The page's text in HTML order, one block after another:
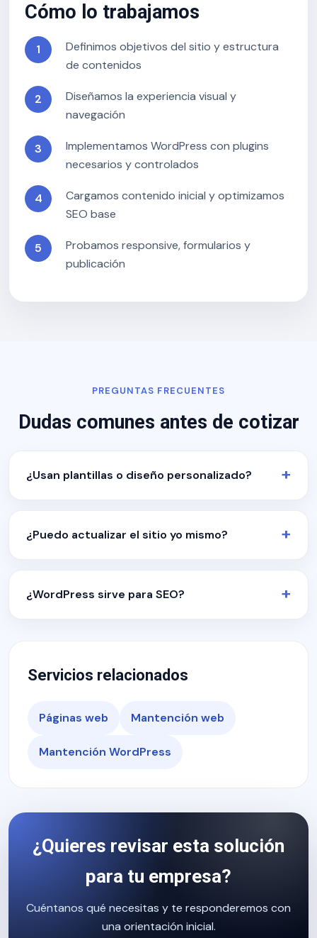
Cómo lo trabajamos
Definimos objetivos del sitio y estructura
de contenidos
Diseñamos la experiencia visual y
navegación
Implementamos WordPress con plugins
necesarios y controlados
Cargamos contenido inicial y optimizamos
SEO base
Probamos responsive, formularios y
publicación
PREGUNTAS FRECUENTES
Dudas comunes antes de cotizar
¿Usan plantillas o diseño personalizado?
¿Puedo actualizar el sitio yo mismo?
¿WordPress sirve para SEO?
Servicios relacionados
Páginas web Mantención web
Mantención WordPress
¿Quieres revisar esta solución
para tu empresa?
Cuéntanos qué necesitas y te responderemos con
una orientación inicial.